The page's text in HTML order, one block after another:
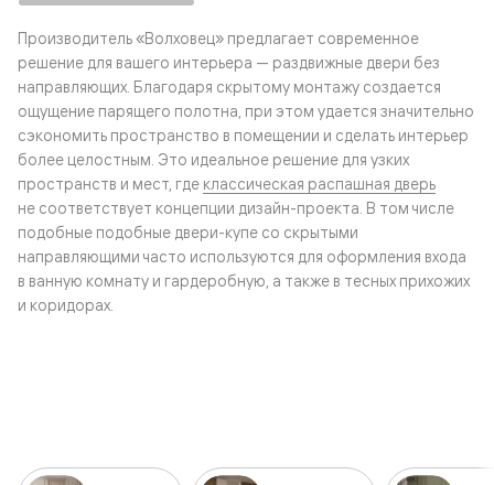
Производитель «Волховец» предлагает современное
решение для вашего интерьера — раздвижные двери без
направляющих. Благодаря скрытому монтажу создается
ощущение парящего полотна, при этом удается значительно
сэкономить пространство в помещении и сделать интерьер
более целостным. Это идеальное решение для узких
пространств и мест, где классическая распашная дверь
не соответствует концепции дизайн-проекта. В том числе
подобные подобные двери-купе со скрытыми
направляющими часто используются для оформления входа
в ванную комнату и гардеробную, а также в тесных прихожих
и коридорах.